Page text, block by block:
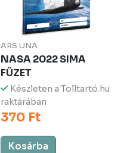
ARS UNA
NASA 2022 SIMA
FÜZET
Készleten a Tolltartó.hu
raktárában
370 Ft
Kosárba